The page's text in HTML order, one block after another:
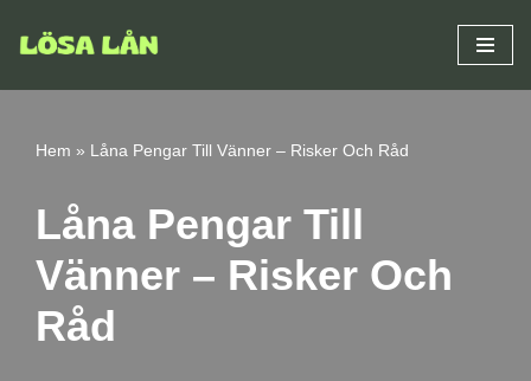
till
Hem » Låna Pengar Till Vänner – Risker Och Råd
Låna Pengar Till
Vänner – Risker Och
Råd